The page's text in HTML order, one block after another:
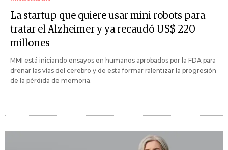
La startup que quiere usar mini robots para
tratar el Alzheimer y ya recaudó US$ 220
millones
MMI está iniciando ensayos en humanos aprobados por la FDA para
drenar las vías del cerebro y de esta formar ralentizar la progresión
de la pérdida de memoria.